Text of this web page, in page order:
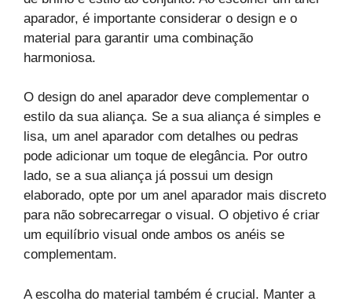
aparador, é importante considerar o design e o
material para garantir uma combinação
harmoniosa.
O design do anel aparador deve complementar o
estilo da sua aliança. Se a sua aliança é simples e
lisa, um anel aparador com detalhes ou pedras
pode adicionar um toque de elegância. Por outro
lado, se a sua aliança já possui um design
elaborado, opte por um anel aparador mais discreto
para não sobrecarregar o visual. O objetivo é criar
um equilíbrio visual onde ambos os anéis se
complementam.
A escolha do material também é crucial. Manter a